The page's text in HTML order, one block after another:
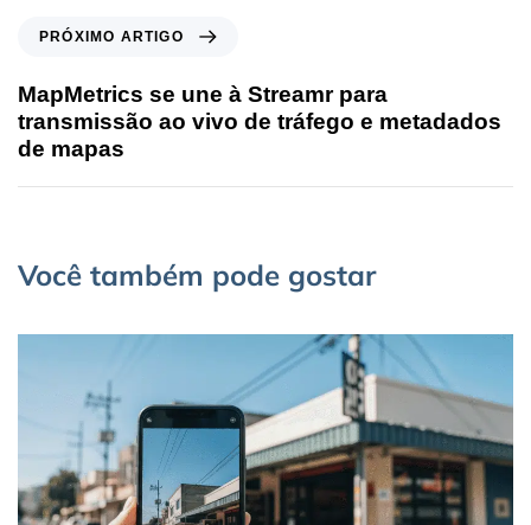
PRÓXIMO ARTIGO
MapMetrics se une à Streamr para
transmissão ao vivo de tráfego e metadados
de mapas
Você também pode gostar